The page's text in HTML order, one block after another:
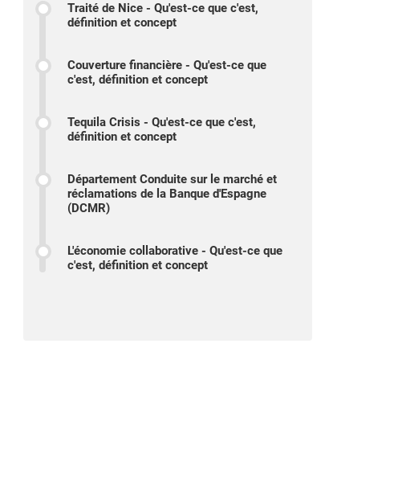
Traité de Nice - Qu'est-ce que c'est,
définition et concept
Couverture financière - Qu'est-ce que
c'est, définition et concept
Tequila Crisis - Qu'est-ce que c'est,
définition et concept
Département Conduite sur le marché et
réclamations de la Banque d'Espagne
(DCMR)
L'économie collaborative - Qu'est-ce que
c'est, définition et concept